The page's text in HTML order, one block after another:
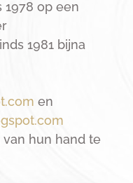
1978 op een
1981 bijna
en
hun hand te